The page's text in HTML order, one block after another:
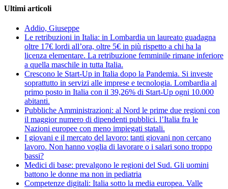
Ultimi articoli
Addio, Giuseppe
Le retribuzioni in Italia: in Lombardia un laureato guadagna
oltre 17€ lordi all’ora, oltre 5€ in più rispetto a chi ha la
licenza elementare. La retribuzione femminile rimane inferiore
a quella maschile in tutta Italia.
Crescono le Start-Up in Italia dopo la Pandemia. Si investe
soprattutto in servizi alle imprese e tecnologia. Lombardia al
primo posto in Italia con il 39,26% di Start-Up ogni 10.000
abitanti.
Pubbliche Amministrazioni: al Nord le prime due regioni con
il maggior numero di dipendenti pubblici. l’Italia fra le
Nazioni europee con meno impiegati statali.
I giovani e il mercato del lavoro: tanti giovani non cercano
lavoro. Non hanno voglia di lavorare o i salari sono troppo
bassi?
Medici di base: prevalgono le regioni del Sud. Gli uomini
battono le donne ma non in pediatria
Competenze digitali: Italia sotto la media europea. Valle